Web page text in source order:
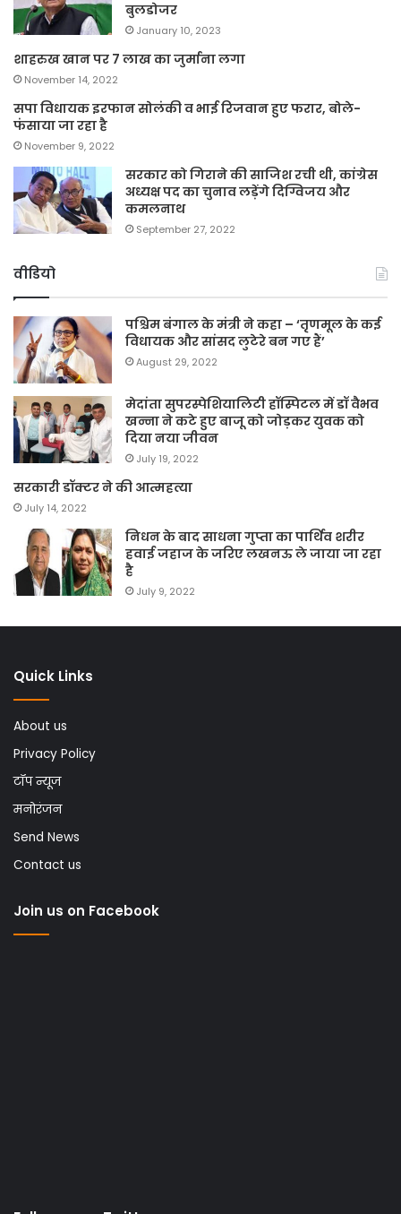
बुलडोजर
January 10, 2023
शाहरुख खान पर 7 लाख का जुर्माना लगा
November 14, 2022
सपा विधायक इरफान सोलंकी व भाई रिजवान हुए फरार, बोले-
फंसाया जा रहा है
November 9, 2022
सरकार को गिराने की साजिश रची थी, कांग्रेस
अध्यक्ष पद का चुनाव लड़ेंगे दिग्विजय और
कमलनाथ
September 27, 2022
वीडियो
पश्चिम बंगाल के मंत्री ने कहा – ‘तृणमूल के कई
विधायक और सांसद लुटेरे बन गए हैं’
August 29, 2022
मेदांता सुपरस्पेशियालिटी हॉस्पिटल में डॉ वैभव
खन्ना ने कटे हुए बाजू को जोड़कर युवक को
दिया नया जीवन
July 19, 2022
सरकारी डॉक्टर ने की आत्महत्या
July 14, 2022
निधन के बाद साधना गुप्ता का पार्थिव शरीर
हवाई जहाज के जरिए लखनऊ ले जाया जा रहा
है
July 9, 2022
Quick Links
About us
Privacy Policy
टॉप न्यूज
मनोरंजन
Send News
Contact us
Join us on Facebook